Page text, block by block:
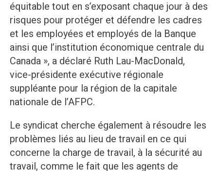
équitable tout en s’exposant chaque jour à des
risques pour protéger et défendre les cadres
et les employées et employés de la Banque
ainsi que l’institution économique centrale du
Canada », a déclaré Ruth Lau-MacDonald,
vice-présidente exécutive régionale
suppléante pour la région de la capitale
nationale de l’AFPC.
Le syndicat cherche également à résoudre les
problèmes liés au lieu de travail en ce qui
concerne la charge de travail, à la sécurité au
travail, comme le fait que les agents de